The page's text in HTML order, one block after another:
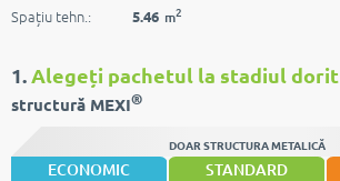
Spațiu tehn.: 5.46 m2
1.Alegeți pachetul la stadiul dorit
structură MEXI®
DOAR STRUCTURA METALICĂ
ECONOMIC STANDARD